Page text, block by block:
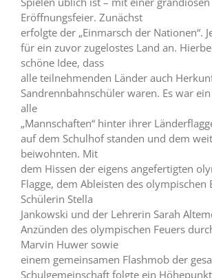
Eröffnungsfeier. Zunächst
erfolgte der „Einmarsch der Nationen“.
für ein zuvor zugelostes Land an.
schöne Idee, dass
alle teilnehmenden Länder auch
Sandrennbahnschüler waren. Es war
alle
„Mannschaften“ hinter ihrer
auf dem Schulhof standen und dem
beiwohnten. Mit
dem Hissen der eigens angefertigten
Flagge, dem Ableisten des olympischen
Schülerin Stella
Jankowski und der Lehrerin Sarah
Anzünden des olympischen Feuers
Marvin Huwer sowie
einem gemeinsamen Flashmob der
Schulgemeinschaft folgte ein